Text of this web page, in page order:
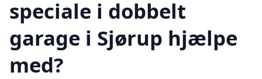
speciale i dobbelt
garage i Sjørup hjælpe
med?